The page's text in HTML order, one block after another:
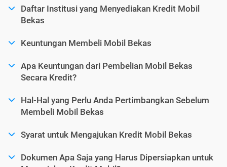
Daftar Institusi yang Menyediakan Kredit Mobil
Bekas
Keuntungan Membeli Mobil Bekas
Apa Keuntungan dari Pembelian Mobil Bekas
Secara Kredit?
Hal-Hal yang Perlu Anda Pertimbangkan Sebelum
Membeli Mobil Bekas
Syarat untuk Mengajukan Kredit Mobil Bekas
Dokumen Apa Saja yang Harus Dipersiapkan untuk